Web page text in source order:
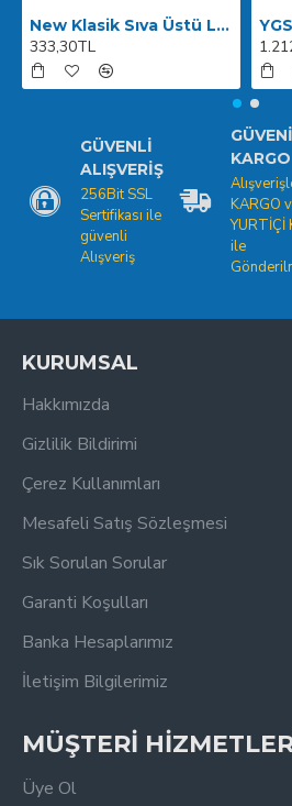
New Klasik Sıva Üstü LED Alüminyum Profil 200cm
333,30TL
GÜVENLI
ALIŞVERIŞ
256Bit SSL
Sertifikası ile
güvenli
Alışveriş
KARGO
KARGO
YURTİÇİ
ile
KURUMSAL
Hakkımızda
Gizlilik Bildirimi
Çerez Kullanımları
Mesafeli Satış Sözleşmesi
Sık Sorulan Sorular
Garanti Koşulları
Banka Hesaplarımız
İletişim Bilgilerimiz
MÜŞTERİ
Üye Ol